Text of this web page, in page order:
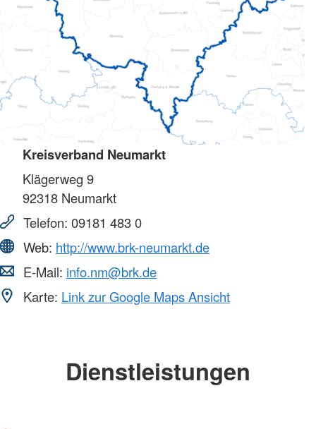
Kreisverband Neumarkt
Klägerweg 9
92318 Neumarkt
Telefon: 09181 483 0
Web: http://www.brk-neumarkt.de
E-Mail: info.nm@brk.de
Karte: Link zur Google Maps Ansicht
Dienstleistungen